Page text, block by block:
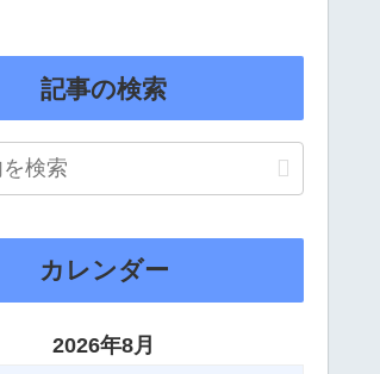
記事の検索
カレンダー
2026年8月